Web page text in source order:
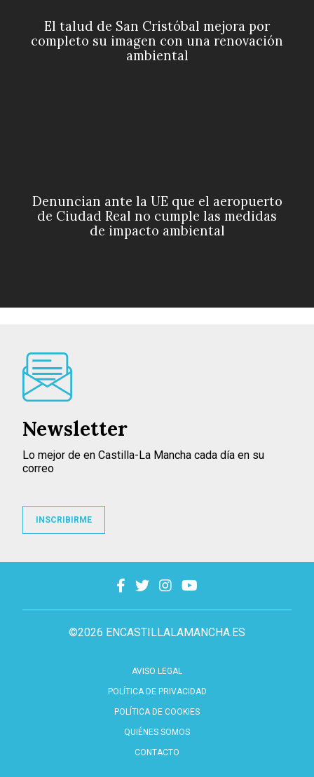
El talud de San Cristóbal mejora por
completo su imagen con una renovación
ambiental
Denuncian ante la UE que el aeropuerto
de Ciudad Real no cumple las medidas
de impacto ambiental
©2026 ENCASTILLALAMANCHA.ES
AVISO LEGAL
POLÍTICA DE PRIVACIDAD
POLÍTICA DE COOKIES
QUIÉNES SOMOS
CONTACTO
Newsletter
Lo mejor de en Castilla-La Mancha cada día en su
correo
INSCRIBIRME